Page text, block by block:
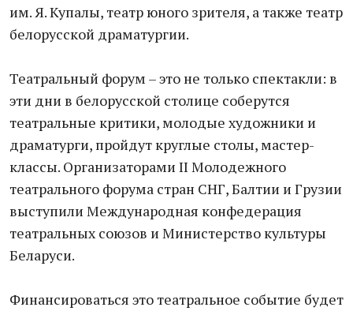
им. Я. Купалы, театр юного зрителя, а также театр
белорусской драматургии.
Театральный форум – это не только спектакли: в
эти дни в белорусской столице соберутся
театральные критики, молодые художники и
драматурги, пройдут круглые столы, мастер-
классы. Организаторами II Молодежного
театрального форума стран СНГ, Балтии и Грузии
выступили Международная конфедерация
театральных союзов и Министерство культуры
Беларуси.
Финансироваться это театральное событие будет